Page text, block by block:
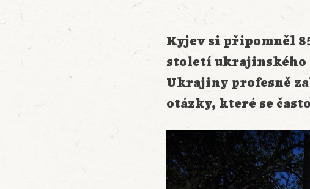
Kyjev si připomněl
století ukrajinského
Ukrajiny profesně
otázky, které se